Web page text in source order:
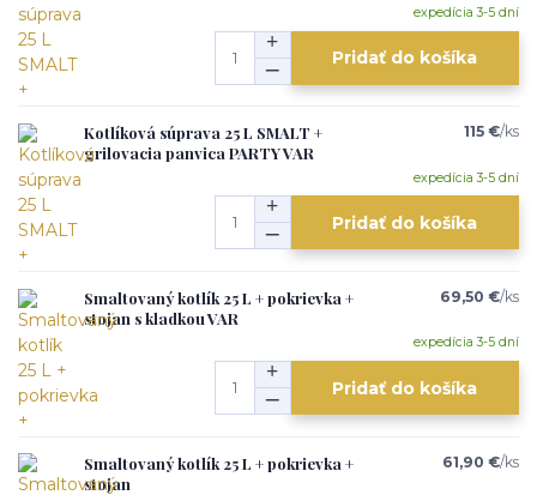
expedícia 3-5 dní
Pridať do košíka
Kotlíková súprava 25 L SMALT +
grilovacia panvica PARTY VAR
115 €/ks
expedícia 3-5 dní
Pridať do košíka
Smaltovaný kotlík 25 L + pokrievka +
stojan s kladkou VAR
69,50 €/ks
expedícia 3-5 dní
Pridať do košíka
Smaltovaný kotlík 25 L + pokrievka +
stojan
61,90 €/ks